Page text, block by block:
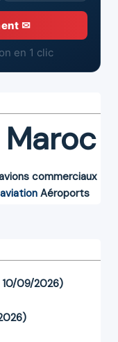
✉
en 1 clic
Maroc
commerciaux
aviation Aéroports
10/09/2026)